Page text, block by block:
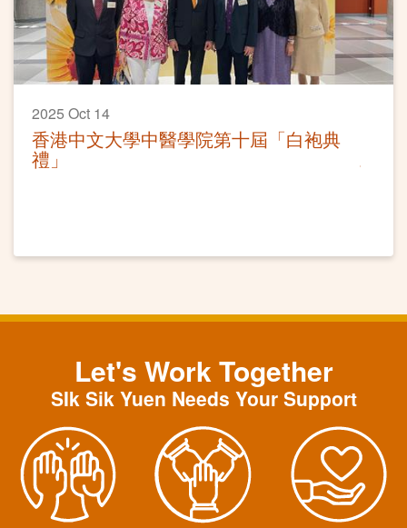
2025 Oct 14
香港中文大學中醫學院第十屆「白袍典
禮」
Let's Work Together
SIk Sik Yuen Needs Your Support